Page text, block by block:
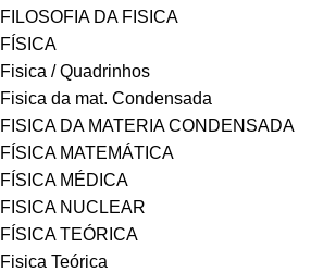
FILOSOFIA DA FISICA
FÍSICA
Fisica / Quadrinhos
Fisica da mat. Condensada
FISICA DA MATERIA CONDENSADA
FÍSICA MATEMÁTICA
FÍSICA MÉDICA
FISICA NUCLEAR
FÍSICA TEÓRICA
Fisica Teórica